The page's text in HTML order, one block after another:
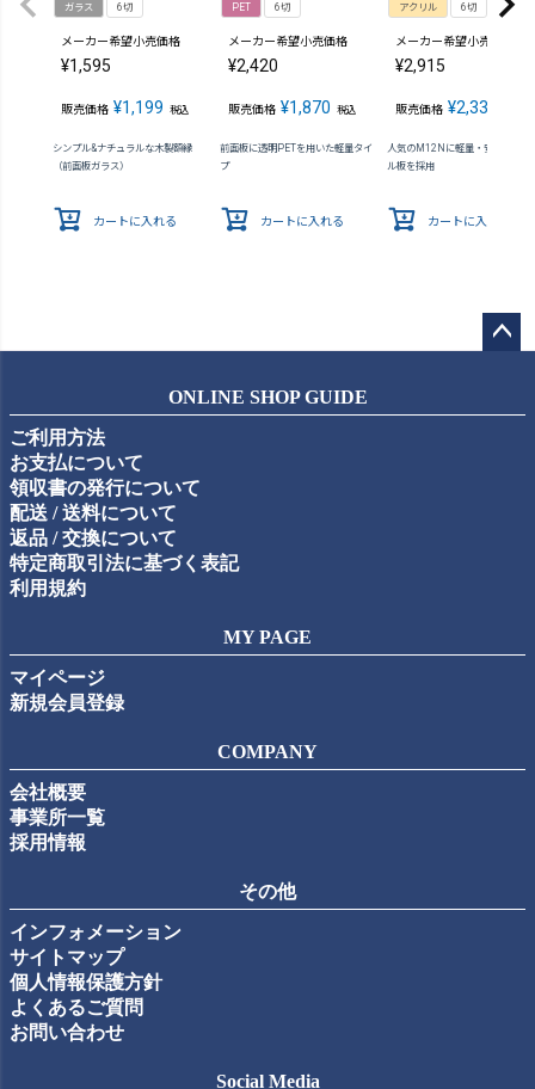
ガラス 6切
メーカー希望小売価格
¥1,595
販売価格 ¥1,199 税込
シンプル&ナチュラルな木製額縁
（前面板ガラス）
カートに入れる
PET 6切
メーカー希望小売価格
¥2,420
販売価格 ¥1,870 税込
前面板に透明PETを用いた軽量タイ
プ
カートに入れる
アクリル 6切
メーカー希望小売価格
¥2,915
販売価格 ¥2,332
人気のM12Nに軽量・安全なアク
ル板を採用
カートに入れる
ップ
ONLINE SHOP GUIDE
ご利用方法
お支払について
領収書の発行について
配送 / 送料について
返品 / 交換について
特定商取引法に基づく表記
利用規約
MY PAGE
マイページ
新規会員登録
COMPANY
会社概要
事業所一覧
採用情報
その他
インフォメーション
サイトマップ
個人情報保護方針
よくあるご質問
お問い合わせ
Social Media